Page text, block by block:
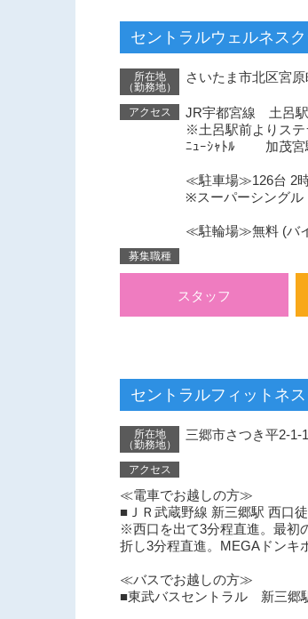
セントラルウェルネス
所在地
（勤務地）
さいたま市北区宮
アクセス
JR宇都宮線 土呂
※土呂駅前よりステ
ﾆｭｰｼｬﾄﾙ 加茂宮
≪駐車場≫126台 2時
※スーパーシングル
≪駐輪場≫無料 (バ
募集職種
スタッフ
セントラルフィットネ
所在地
（勤務地）
三郷市さつき平2-1-1
アクセス
≪電車でお越しの方≫
■ＪＲ武蔵野線 新三郷駅 西口徒
※西口を出て3分程直進。最初
折し3分程直進。MEGAドンキ
≪バスでお越しの方≫
■東武バスセントラル 新三郷